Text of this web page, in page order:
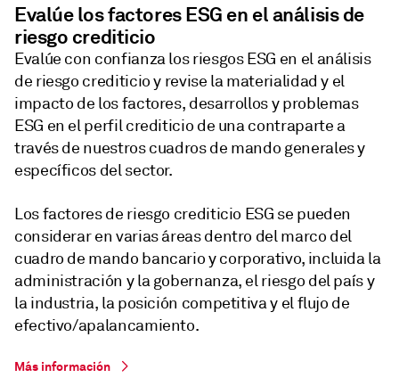
Evalúe los factores ESG en el análisis de
riesgo crediticio
Evalúe con confianza los riesgos ESG en el análisis
de riesgo crediticio y revise la materialidad y el
impacto de los factores, desarrollos y problemas
ESG en el perfil crediticio de una contraparte a
través de nuestros cuadros de mando generales y
específicos del sector.
Los factores de riesgo crediticio ESG se pueden
considerar en varias áreas dentro del marco del
cuadro de mando bancario y corporativo, incluida la
administración y la gobernanza, el riesgo del país y
la industria, la posición competitiva y el flujo de
efectivo/apalancamiento.
Más información